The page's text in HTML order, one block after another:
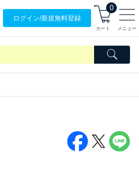
ログイン/新規無料登録
0
カート メニュー